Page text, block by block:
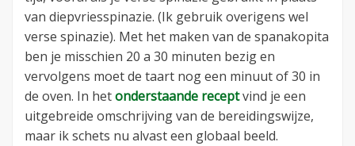
van diepvriesspinazie. (Ik gebruik overigens wel
verse spinazie). Met het maken van de spanakopita
ben je misschien 20 a 30 minuten bezig en
vervolgens moet de taart nog een minuut of 30 in
de oven. In hetonderstaande receptvind je een
uitgebreide omschrijving van de bereidingswijze,
maar ik schets nu alvast een globaal beeld.